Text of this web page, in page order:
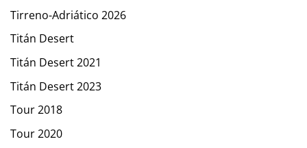
Tirreno-Adriático 2026
Titán Desert
Titán Desert 2021
Titán Desert 2023
Tour 2018
Tour 2020